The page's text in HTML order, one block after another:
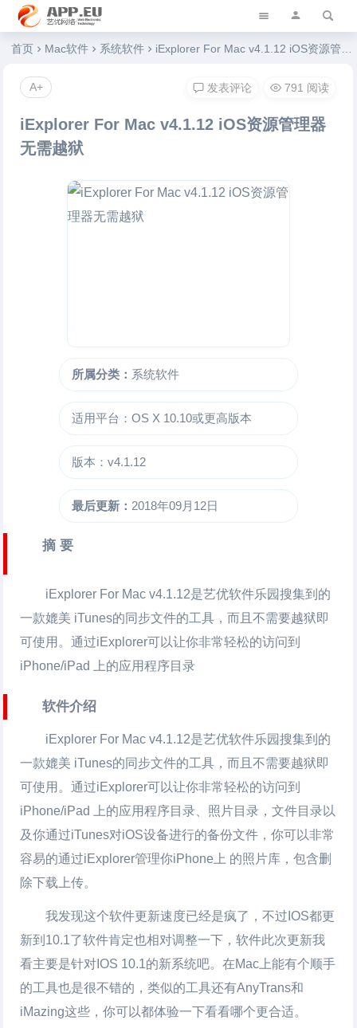
艺优软件乐园
首页 Mac软件 系统软件 iExplorer For Mac v4.1.12 iOS资源管理器无需越狱
iExplorer For Mac v4.1.12 iOS资源管理器
无需越狱
所属分类： 系统软件
适用平台：OS X 10.10或更高版本
版本：v4.1.12
最后更新： 2018年09月12日
摘 要
iExplorer For Mac v4.1.12是艺优软件乐园搜集到的
一款媲美 iTunes的同步文件的工具，而且不需要越狱即
可使用。通过iExplorer可以让你非常轻松的访问到
iPhone/iPad 上的应用程序目录
软件介绍
iExplorer For Mac v4.1.12是艺优软件乐园搜集到的
一款媲美 iTunes的同步文件的工具，而且不需要越狱即
可使用。通过iExplorer可以让你非常轻松的访问到
iPhone/iPad 上的应用程序目录、照片目录，文件目录以
及你通过iTunes对iOS设备进行的备份文件，你可以非常
容易的通过iExplorer管理你iPhone上 的照片库，包含删
除下载上传。
我发现这个软件更新速度已经是疯了，不过IOS都更
新到10.1了软件肯定也相对调整一下，软件此次更新我
看主要是针对IOS 10.1的新系统吧。在Mac上能有个顺手
的工具也是很不错的，类似的工具还有AnyTrans和
iMazing这些，你可以都体验一下看看哪个更合适。
发表评论 791 阅读
A+